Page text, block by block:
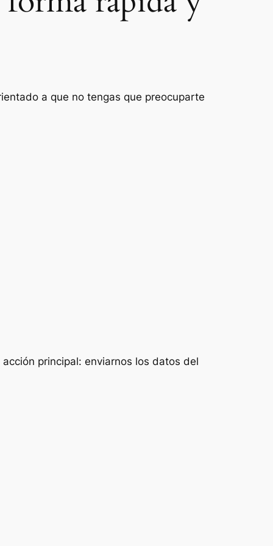
a que no tengas que preocuparte
principal: enviarnos los datos del